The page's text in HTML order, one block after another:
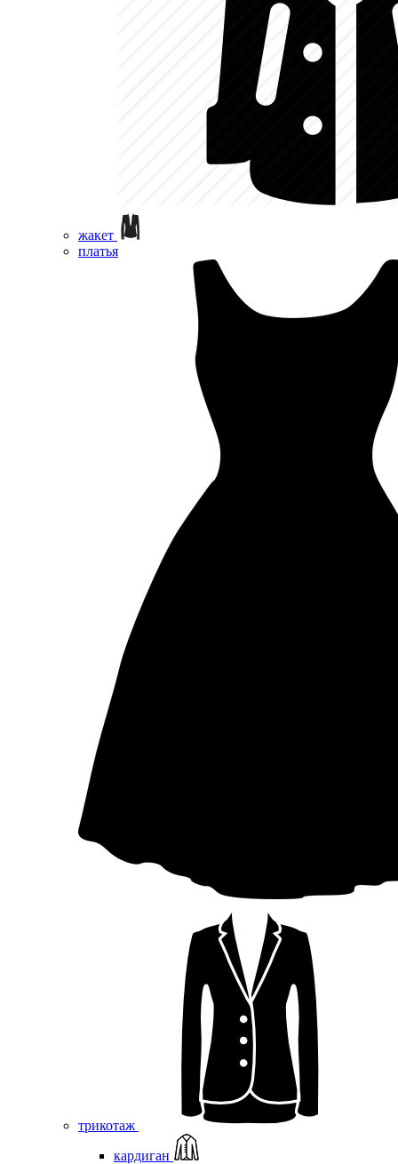
жакет
платья
трикотаж
кардиган